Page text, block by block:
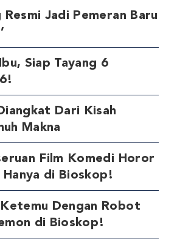
Resmi Jadi Pemeran Baru
Siap Tayang 6
Dari Kisah
Makna
Film Komedi Horor
Hanya di Bioskop!
Dengan Robot
di Bioskop!